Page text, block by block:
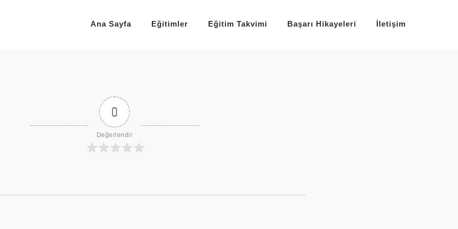
Ana Sayfa Eğitimler Eğitim Takvimi Başarı Hikayeleri İletişim
0
Değerlendir